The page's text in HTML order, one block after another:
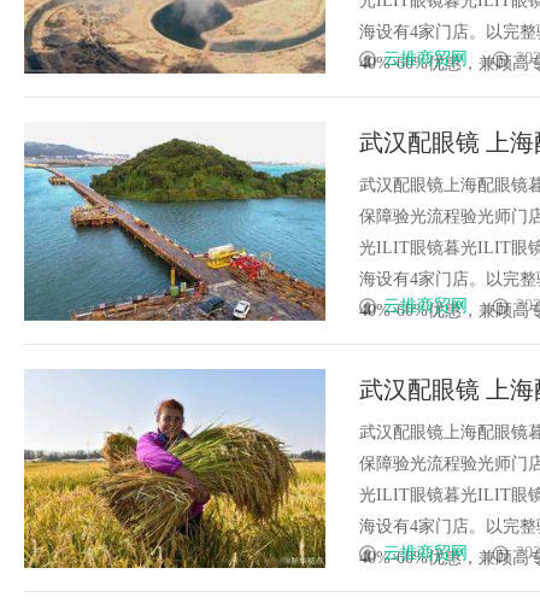
海设有4家门店。以完
40%-60%优惠，兼顾高
云推商贸网
武汉配眼镜 上
武汉配眼镜上海配眼镜
保障验光流程验光师门
光ILIT眼镜暮光ILIT眼
海设有4家门店。以完
40%-60%优惠，兼顾高
云推商贸网
武汉配眼镜 上
武汉配眼镜上海配眼镜
保障验光流程验光师门
光ILIT眼镜暮光ILIT眼
海设有4家门店。以完
40%-60%优惠，兼顾高
云推商贸网